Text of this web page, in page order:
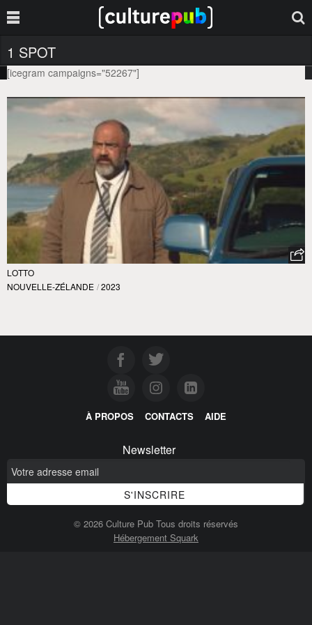
1 SPOT
[icegram campaigns="52267"]
LOTTO
NOUVELLE-ZÉLANDE / 2023
À PROPOS CONTACTS AIDE
Newsletter
© 2026 Culture Pub Tous droits réservés
Hébergement Squark